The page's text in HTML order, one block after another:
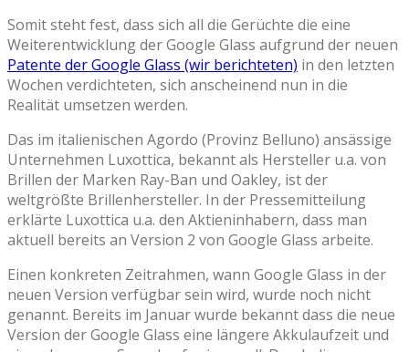
Somit steht fest, dass sich all die Gerüchte die eine
Weiterentwicklung der Google Glass aufgrund der neuen
Patente der Google Glass (wir berichteten) in den letzten
Wochen verdichteten, sich anscheinend nun in die
Realität umsetzen werden.
Das im italienischen Agordo (Provinz Belluno) ansässige
Unternehmen Luxottica, bekannt als Hersteller u.a. von
Brillen der Marken Ray-Ban und Oakley, ist der
weltgrößte Brillenhersteller. In der Pressemitteilung
erklärte Luxottica u.a. den Aktieninhabern, dass man
aktuell bereits an Version 2 von Google Glass arbeite.
Einen konkreten Zeitrahmen, wann Google Glass in der
neuen Version verfügbar sein wird, wurde noch nicht
genannt. Bereits im Januar wurde bekannt dass die neue
Version der Google Glass eine längere Akkulaufzeit und